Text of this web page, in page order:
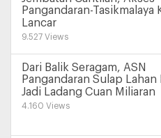
Pangandaran-Tasikmalaya
Lancar
9.527 Views
Dari Balik Seragam, ASN
Pangandaran Sulap Lahan
Jadi Ladang Cuan Miliaran
4.160 Views